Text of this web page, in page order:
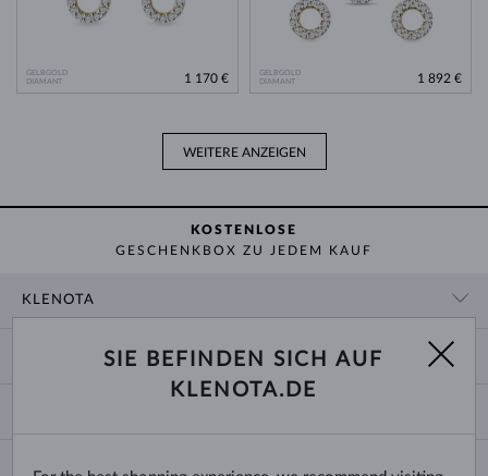
GELBGOLD
DIAMANT
1 170 €
GELBGOLD
DIAMANT
1 892 €
WEITERE ANZEIGEN
KOSTENLOSE
GESCHENKBOX ZU JEDEM KAUF
KLENOTA
ZAHLUNG UND VERSAND
SIE BEFINDEN SICH AUF
KLENOTA.DE